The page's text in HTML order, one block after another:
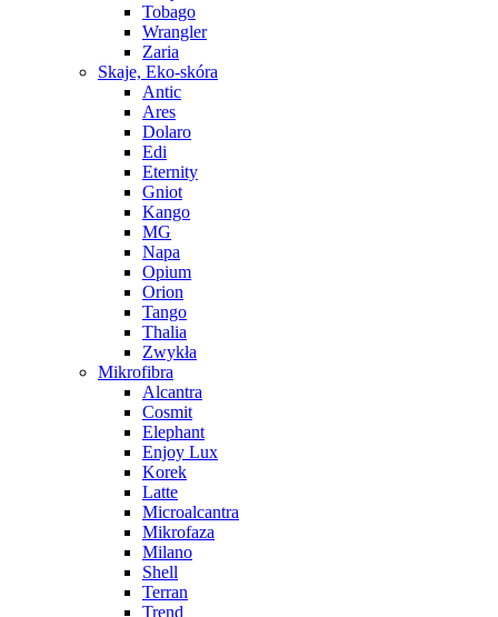
Tobago
Wrangler
Zaria
Skaje, Eko-skóra
Antic
Ares
Dolaro
Edi
Eternity
Gniot
Kango
MG
Napa
Opium
Orion
Tango
Thalia
Zwykła
Mikrofibra
Alcantra
Cosmit
Elephant
Enjoy Lux
Korek
Latte
Microalcantra
Mikrofaza
Milano
Shell
Terran
Trend